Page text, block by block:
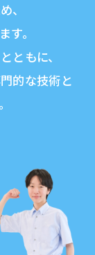
、
す。
ともに、
的な技術と